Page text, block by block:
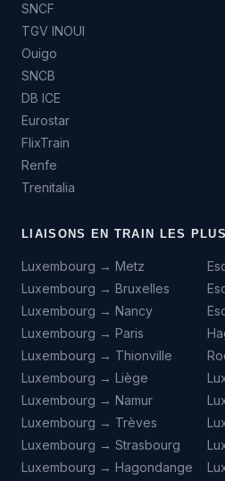
SNCF
TGV INOUI
Ouigo
SNCB
DB ICE
Eurostar
FlixTrain
Renfe
Trenitalia
LIAISONS EN TRAIN LES
Luxembourg → Metz
Luxembourg → Bruxelles
Luxembourg → Nancy
Luxembourg → Paris
Luxembourg → Thionville
Luxembourg → Liège
Luxembourg → Namur
Luxembourg → Trèves
Luxembourg → Strasbourg
Luxembourg → Hagondange